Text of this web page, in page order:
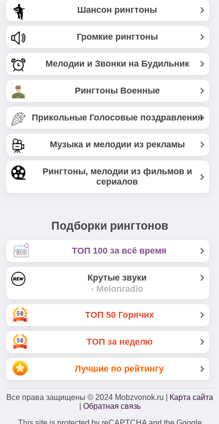
Шансон рингтоны
Громкие рингтоны
Мелодии и Звонки на Будильник
Рингтоны Военные
Прикольные Голосовые поздравления
Музыка и мелодии из рекламы
Рингтоны, мелодии из фильмов и
сериалов
Подборки рингтонов
ТОП 100 за всё время
Крутые звуки
- Melonradio
ТОП 50 Горячих
ТОП за неделю
Лучшие по рейтингу
Все права защищены © 2024 Mobzvonok.ru |
Карта сайта
Обратная связь